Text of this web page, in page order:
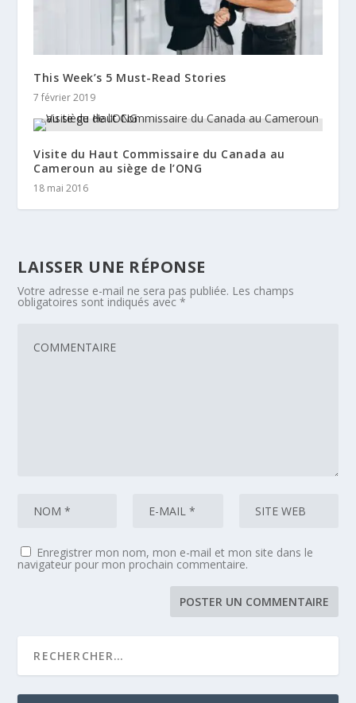
This Week’s 5 Must-Read Stories
7 février 2019
Visite du Haut Commissaire du Canada au
Cameroun au siège de l’ONG
18 mai 2016
LAISSER UNE RÉPONSE
Votre adresse e-mail ne sera pas publiée. Les champs
obligatoires sont indiqués avec*
Enregistrer mon nom, mon e-mail et mon site dans le
navigateur pour mon prochain commentaire.